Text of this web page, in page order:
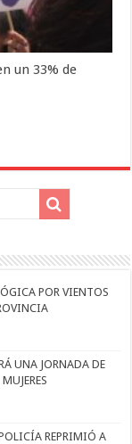
un 33% de
POR VIENTOS
UNA JORNADA DE
REPRIMIÓ A